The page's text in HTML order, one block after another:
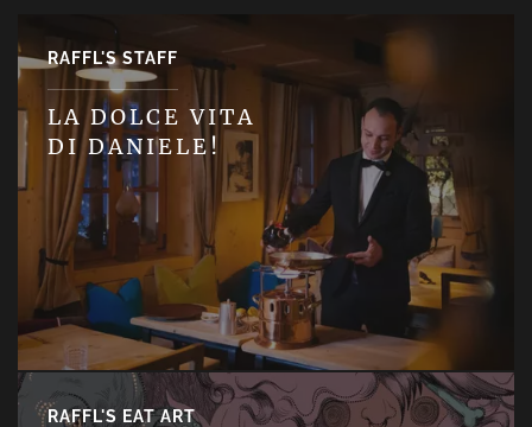
RAFFL'S STAFF
LA DOLCE VITA
DI DANIELE!
RAFFL'S EAT ART